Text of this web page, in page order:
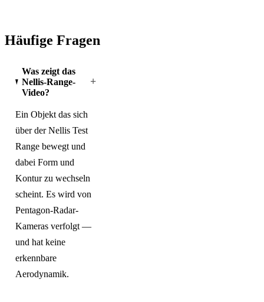
Häufige Fragen
Was zeigt das
Nellis-Range-
Video?
+
Ein Objekt das sich
über der Nellis Test
Range bewegt und
dabei Form und
Kontur zu wechseln
scheint. Es wird von
Pentagon-Radar-
Kameras verfolgt —
und hat keine
erkennbare
Aerodynamik.